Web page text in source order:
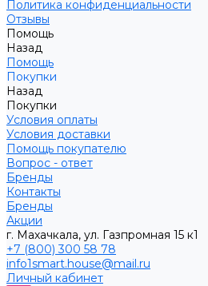
Политика конфиденциальности
Отзывы
Помощь
Назад
Помощь
Покупки
Назад
Покупки
Условия оплаты
Условия доставки
Помощь покупателю
Вопрос - ответ
Бренды
Контакты
Бренды
Акции
г. Махачкала, ул. Газпромная 15 к1
+7 (800) 300 58 78
info1smart.house@mail.ru
Личный кабинет